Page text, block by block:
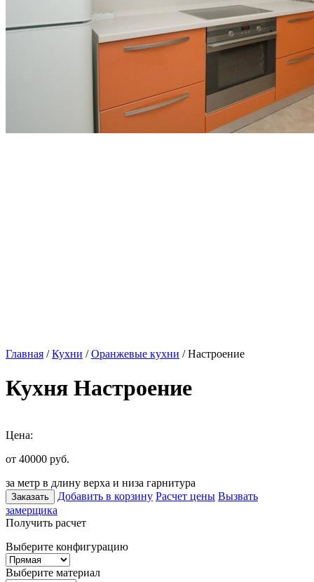
Главная /Кухни /Оранжевые кухни / Настроение
Кухня Настроение
Цена:
от 40000 руб.
за метр в длину верха и низа гарнитура
Заказать Добавить в корзину Расчет цены Вызвать
замерщика
Получить расчет
Выберите конфигурацию
Выберите материал